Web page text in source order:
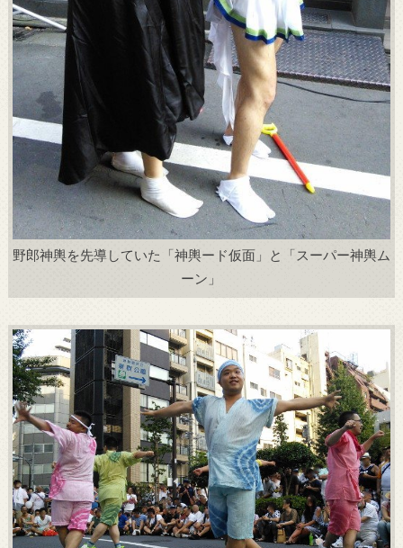
野郎神輿を先導していた「神輿ード仮面」と「スーパー神輿ム
ーン」